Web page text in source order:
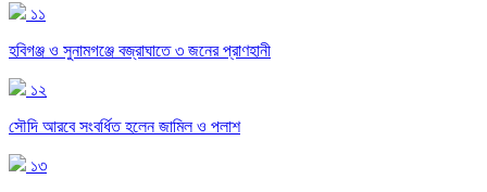
১১
হবিগঞ্জ ও সুনামগঞ্জে বজ্রাঘাতে ৩ জনের প্রাণহানী
১২
সৌদি আরবে সংবর্ধিত হলেন জামিল ও পলাশ
১৩